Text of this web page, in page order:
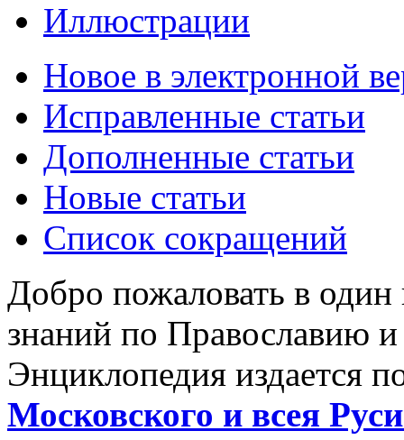
Иллюстрации
Новое в электронной
Исправленные статьи
Дополненные статьи
Новые статьи
Список сокращений
Добро пожаловать в
знаний по Православию
Энциклопедия издается
Московского и всея